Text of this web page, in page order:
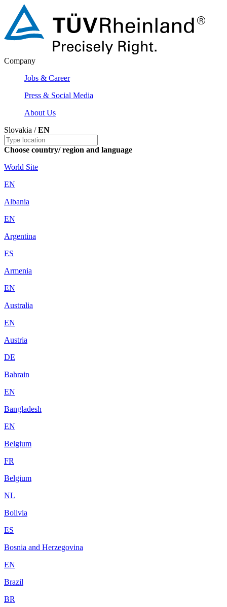
Company
Jobs & Career
Press & Social Media
About Us
Slovakia /EN
Choose country/ region and language
World Site
EN
Albania
EN
Argentina
ES
Armenia
EN
Australia
EN
Austria
DE
Bahrain
EN
Bangladesh
EN
Belgium
FR
Belgium
NL
Bolivia
ES
Bosnia and Herzegovina
EN
Brazil
BR